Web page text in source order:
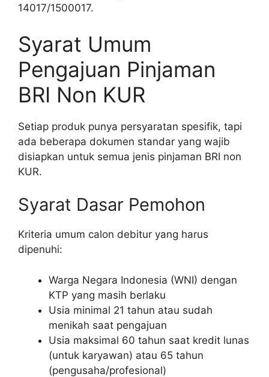
14017/1500017.
Syarat Umum
Pengajuan Pinjaman
BRI Non KUR
Setiap produk punya persyaratan spesifik, tapi
ada beberapa dokumen standar yang wajib
disiapkan untuk semua jenis pinjaman BRI non
KUR.
Syarat Dasar Pemohon
Kriteria umum calon debitur yang harus
dipenuhi:
Warga Negara Indonesia (WNI) dengan
KTP yang masih berlaku
Usia minimal 21 tahun atau sudah
menikah saat pengajuan
Usia maksimal 60 tahun saat kredit lunas
(untuk karyawan) atau 65 tahun
(pengusaha/profesional)